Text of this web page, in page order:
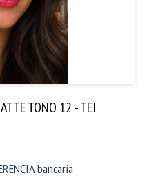
TONO 12 - TEI
bancaria